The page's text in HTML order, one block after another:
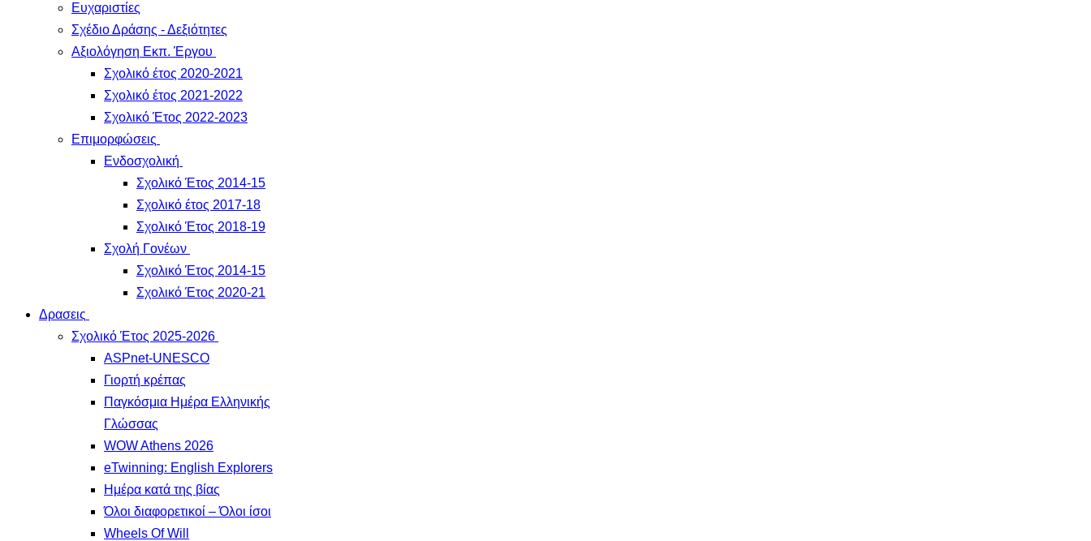
Ευχαριστίες
Σχέδιο Δράσης - Δεξιότητες
Αξιολόγηση Εκπ. Έργου
Σχολικό έτος 2020-2021
Σχολικό έτος 2021-2022
Σχολικό Έτος 2022-2023
Επιμορφώσεις
Ενδοσχολική
Σχολικό Έτος 2014-15
Σχολικό έτος 2017-18
Σχολικό Έτος 2018-19
Σχολή Γονέων
Σχολικό Έτος 2014-15
Σχολικό Έτος 2020-21
Δρασεις
Σχολικό Έτος 2025-2026
ASPnet-UNESCO
Γιορτή κρέπας
Παγκόσμια Ημέρα Ελληνικής
Γλώσσας
WOW Athens 2026
eTwinning: English Explorers
Ημέρα κατά της βίας
Όλοι διαφορετικοί – Όλοι ίσοι
Wheels Of Will